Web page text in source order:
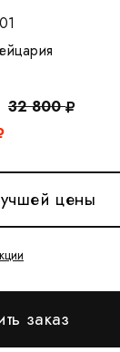
32 800
цены
заказ